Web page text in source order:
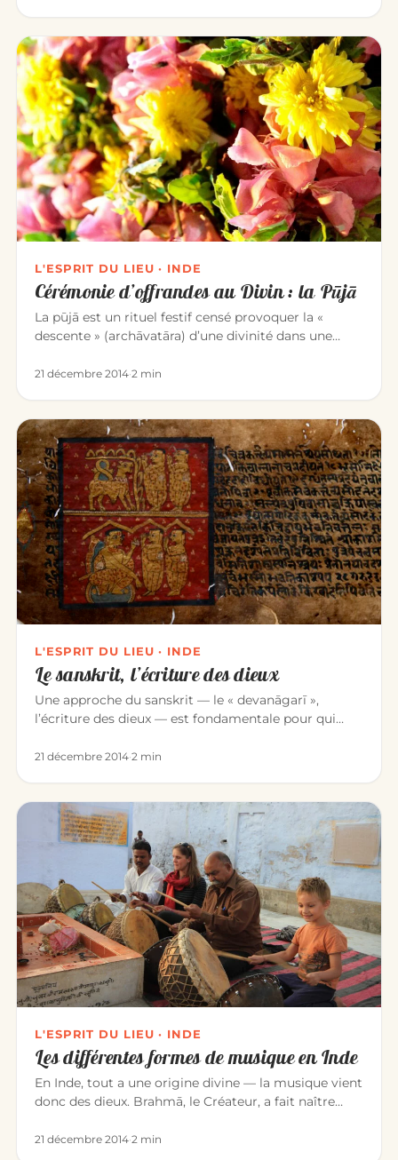
L'ESPRIT DU LIEU · INDE
Cérémonie d’offrandes au Divin : la Pūjā
La pūjā est un rituel festif censé provoquer la «
descente » (archāvatāra) d’une divinité dans une
21 décembre 2014·2 min
L'ESPRIT DU LIEU · INDE
Le sanskrit, l’écriture des dieux
Une approche du sanskrit — le « devanāgarī »,
l’écriture des dieux — est fondamentale pour qui
21 décembre 2014·2 min
L'ESPRIT DU LIEU · INDE
Les différentes formes de musique en Inde
En Inde, tout a une origine divine — la musique vient
donc des dieux. Brahmā, le Créateur, a fait naître
21 décembre 2014·2 min